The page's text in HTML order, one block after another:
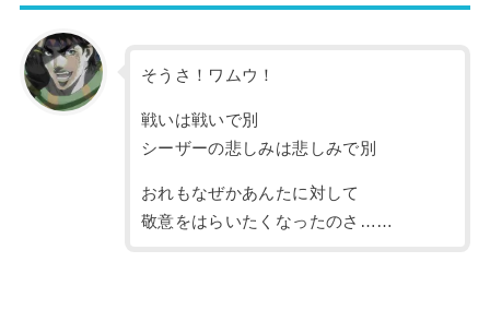
そうさ！ワムウ！
戦いは戦いで別
シーザーの悲しみは悲しみで別
おれもなぜかあんたに対して
敬意をはらいたくなったのさ……